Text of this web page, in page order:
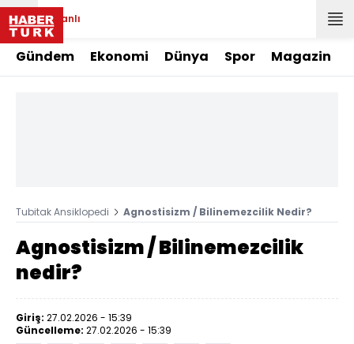
Canlı
Gündem Ekonomi Dünya Spor Magazin
Tubitak Ansiklopedi Agnostisizm / Bilinemezcilik Nedir?
Agnostisizm / Bilinemezcilik
nedir?
Giriş: 27.02.2026 - 15:39
Güncelleme: 27.02.2026 - 15:39